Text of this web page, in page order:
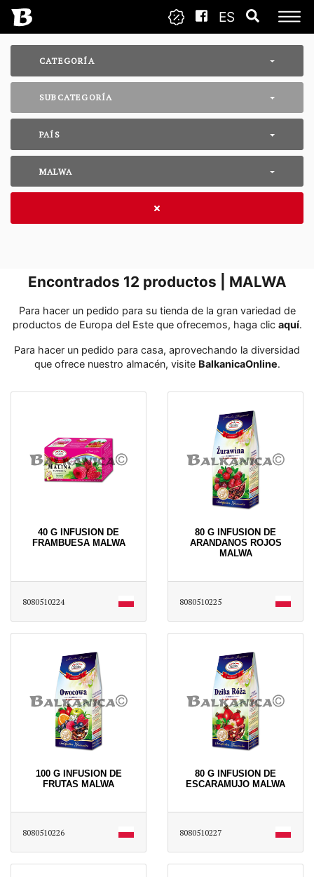
ES
CATEGORÍA
SUBCATEGORÍA
PAÍS
MALWA
Encontrados 12 productos | MALWA
Para hacer un pedido para su tienda de la gran variedad de
productos de Europa del Este que ofrecemos, haga clic aquí․
Para hacer un pedido para casa, aprovechando la diversidad
que ofrece nuestro almacén, visite BalkanicaOnline․
40 G INFUSION DE
FRAMBUESA MALWA
8080510224
80 G INFUSION DE
ARANDANOS ROJOS
MALWA
8080510225
100 G INFUSION DE
FRUTAS MALWA
8080510226
80 G INFUSION DE
ESCARAMUJO MALWA
8080510227